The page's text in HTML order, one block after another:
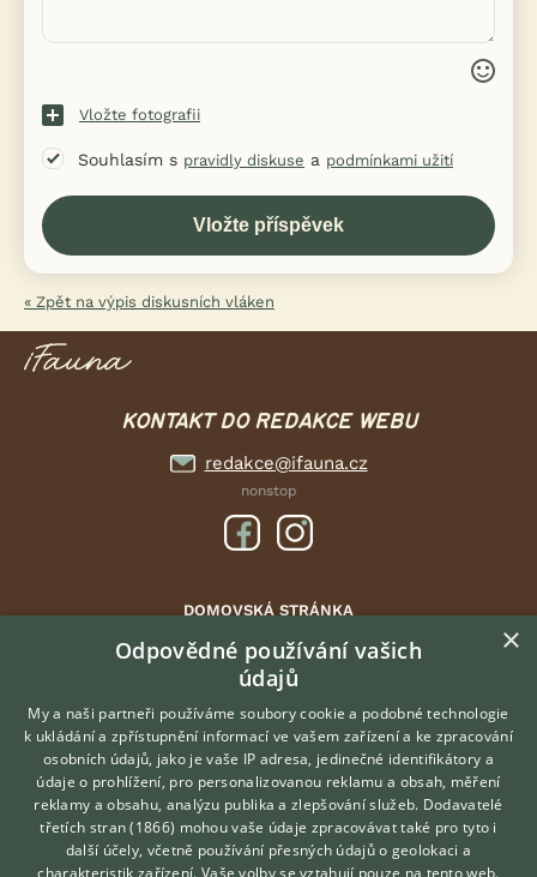
Vložte fotografii
Souhlasím s pravidly diskuse a podmínkami užití
« Zpět na výpis diskusních vláken
KONTAKT DO REDAKCE WEBU
redakce@ifauna.cz
nonstop
DOMOVSKÁ STRÁNKA
INZERCE
DISKUSE
ČLÁNKY
ATLAS
O nás
Kontakt
Možnosti zvýraznění inzerátů
Hledáte zvířecího kamaráda?
Zdarma vám poradí
×
Odpovědné používání vašich
údajů
My a naši partneři používáme soubory cookie a podobné technologie
k ukládání a zpřístupnění informací ve vašem zařízení a ke zpracování
osobních údajů, jako je vaše IP adresa, jedinečné identifikátory a
údaje o prohlížení, pro personalizovanou reklamu a obsah, měření
reklamy a obsahu, analýzu publika a zlepšování služeb. Dodavatelé
třetích stran (1866) mohou vaše údaje zpracovávat také pro tyto i
další účely, včetně používání přesných údajů o geolokaci a
charakteristik zařízení. Vaše volby se vztahují pouze na tento web.